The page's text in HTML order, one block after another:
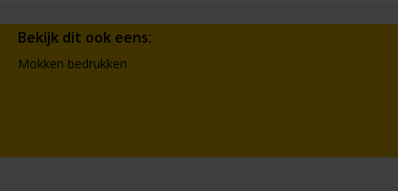
Bekijk dit ook eens:
Mokken bedrukken